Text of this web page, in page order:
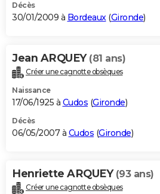
Décès
30/01/2009 à Bordeaux(Gironde)
Jean ARQUEY (81 ans)
Créer une cagnotte obsèques
Naissance
17/06/1925 à Cudos (Gironde)
Décès
06/05/2007 à Cudos (Gironde)
Henriette ARQUEY (93 ans)
Créer une cagnotte obsèques